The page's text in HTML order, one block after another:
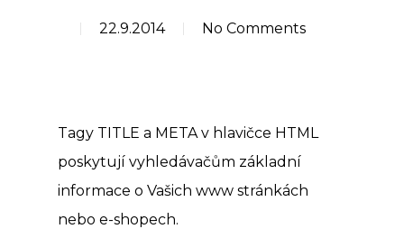
22.9.2014 No Comments
Tagy TITLE a META v hlavičce HTML
poskytují vyhledávačům základní
informace o Vašich www stránkách
nebo e-shopech.